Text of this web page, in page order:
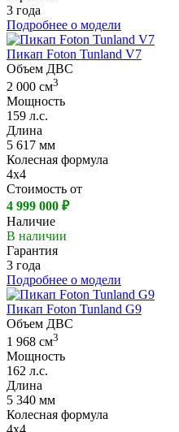
3 года
Подробнее о модели
Пикап Foton Tunland V7
Объем ДВС
2 000 см3
Мощность
159 л.с.
Длина
5 617 мм
Колесная формула
4х4
Стоимость от
4 999 000 ₽
Наличие
В наличии
Гарантия
3 года
Подробнее о модели
Пикап Foton Tunland G9
Объем ДВС
1 968 см3
Мощность
162 л.с.
Длина
5 340 мм
Колесная формула